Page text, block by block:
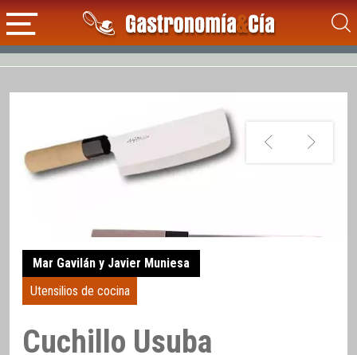
Mar Gavilán y Javier Muniesa
Utensilios de cocina
Cuchillo Usuba